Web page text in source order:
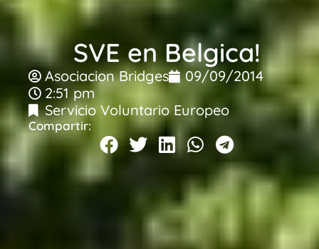
SVE en Belgica!
Asociacion Bridges
09/09/2014
2:51 pm
Servicio Voluntario Europeo
Compartir: